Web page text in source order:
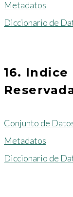
Metadatos
Diccionario de
16.
Conjunto de
Metadatos
Diccionario de